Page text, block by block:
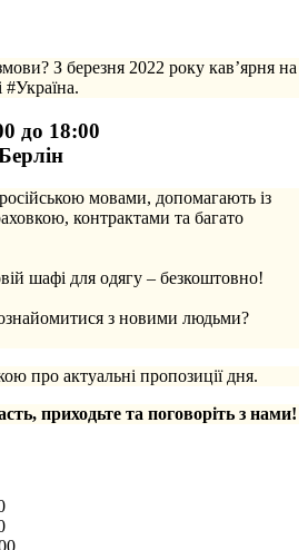
З березня 2022 року кав’ярня на
#Україна.
до 18:00
мовами, допомагають із
контрактами та багато
шафі для одягу – безкоштовно!
з новими людьми?
про актуальні пропозиції дня.
приходьте та поговоріть з нами!